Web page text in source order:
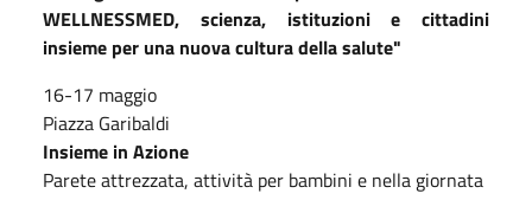
WELLNESSMED, scienza, istituzioni e cittadini
insieme per una nuova cultura della salute"
16-17 maggio
Piazza Garibaldi
Insieme in Azione
Parete attrezzata, attività per bambini e nella giornata